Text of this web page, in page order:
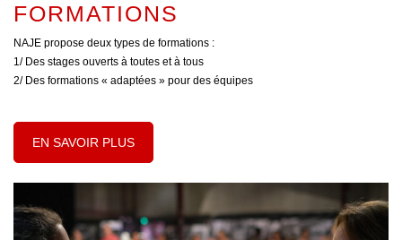
FORMATIONS
NAJE propose deux types de formations :
1/ Des stages ouverts à toutes et à tous
2/ Des formations « adaptées » pour des équipes
EN SAVOIR PLUS